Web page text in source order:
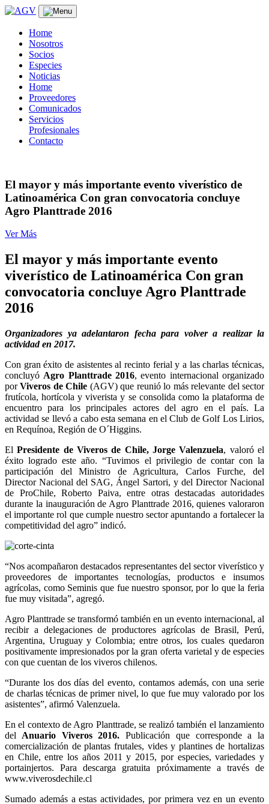
Skip
contentHome
Nosotros
Socios
Especies
Noticias
Home
Proveedores
Comunicados
Servicios
Profesionales
Contacto
El mayor y más importante evento viverístico de
Latinoamérica Con gran convocatoria concluye
Agro Planttrade 2016
Ver Más
El mayor y más importante evento
viverístico de Latinoamérica Con gran
convocatoria concluye Agro Planttrade
2016
Organizadores ya adelantaron fecha para volver a realizar la
actividad en 2017.
Con gran éxito de asistentes al recinto ferial y a las charlas técnicas,
concluyó Agro Planttrade 2016, evento internacional organizado
porViveros de Chile (AGV) que reunió lo más relevante del sector
frutícola, hortícola y viverista y se consolida como la plataforma de
encuentro para los principales actores del agro en el país. La
actividad se llevó a cabo esta semana en el Club de Golf Los Lirios,
en Requínoa, Región de O´Higgins.
ElPresidente de Viveros de Chile, Jorge Valenzuela, valoró el
éxito logrado este año. “Tuvimos el privilegio de contar con la
participación del Ministro de Agricultura, Carlos Furche, del
Director Nacional del SAG, Ángel Sartori, y del Director Nacional
de ProChile, Roberto Paiva, entre otras destacadas autoridades
durante la inauguración de Agro Planttrade 2016, quienes valoraron
el importante rol que cumple nuestro sector apuntando a fortalecer la
competitividad del agro” indicó.
“Nos acompañaron destacados representantes del sector viverístico y
proveedores de importantes tecnologías, productos e insumos
agrícolas, como Seminis que fue nuestro sponsor, por lo que la feria
fue muy visitada”, agregó.
Agro Planttrade se transformó también en un evento internacional, al
recibir a delegaciones de productores agrícolas de Brasil, Perú,
Argentina, Uruguay y Colombia; entre otros, los cuales quedaron
positivamente impresionados por la gran oferta varietal y de especies
con que cuentan de los viveros chilenos.
“Durante los dos días del evento, contamos además, con una serie
de charlas técnicas de primer nivel, lo que fue muy valorado por los
asistentes”, afirmó Valenzuela.
En el contexto de Agro Planttrade, se realizó también el lanzamiento
del Anuario Viveros 2016. Publicación que corresponde a la
comercialización de plantas frutales, vides y plantines de hortalizas
en Chile, entre los años 2011 y 2015, por especies, variedades y
portainjertos. Para descarga gratuita próximamente a través de
www.viverosdechile.cl
Sumado además a estas actividades, por primera vez en un evento